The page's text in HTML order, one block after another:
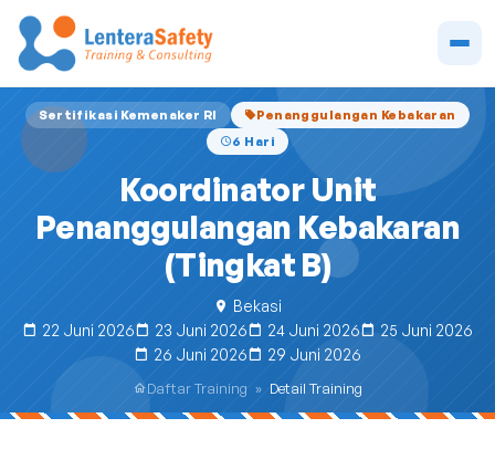
Sertifikasi Kemenaker RI
Penanggulangan Kebakaran
6 Hari
Koordinator Unit
Penanggulangan Kebakaran
(Tingkat B)
Bekasi
22 Juni 2026
23 Juni 2026 24 Juni 2026
25 Juni 2026
26 Juni 2026
29 Juni 2026
Daftar Training » Detail Training